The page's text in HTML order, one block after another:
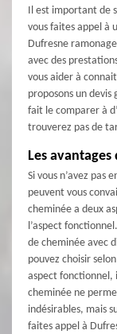
Il est important de
vous faites appel à
Dufresne
avec des
vous aider à
proposons un
fait le comparer à
trouverez pas de
Les
Si vous n’avez pas
peuvent vous
cheminée a deux
l’aspect
de cheminée avec
pouvez choisir
aspect fonctionnel,
cheminée ne
indésirables, mais
faites appel à